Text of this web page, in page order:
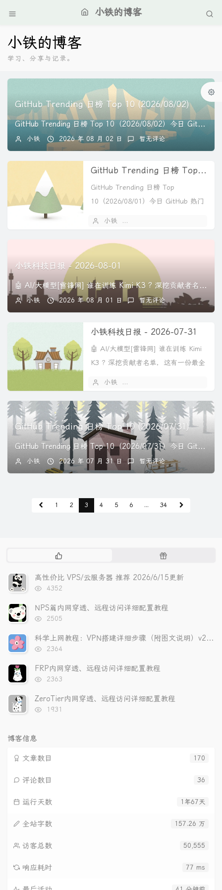
小铁的博客
小铁的博客
学习、分享与记录。
GitHub Trending 日榜 Top 10 (2026/08/02)
GitHub Trending 日榜 Top 10（2026/08/02）今日 GitHub 热门项目深度解读，每个项目 500 字讲清楚核心价值。🏆 第...
小铁 2026 年 08 月 02 日 暂无评论
GitHub Trending 日榜 Top 10 (2026/08/01)
GitHub Trending 日榜 Top
10（2026/08/01）今日 GitHub 热门
小铁
小铁科技日报 - 2026-08-01
🤖 AI/大模型[雷锋网] 谁在训练 Kimi K3 ? 深挖贡献者名单，这有一份最全档案起底 K3 背后核心极客天团，人均扛起 7 亿估值！ 作者丨 高...
小铁 2026 年 08 月 01 日 暂无评论
小铁科技日报 - 2026-07-31
🤖 AI/大模型[雷锋网] 谁在训练 Kimi
K3 ? 深挖贡献者名单，这有一份最全
小铁
GitHub Trending 日榜 Top 10 (2026/07/31)
GitHub Trending 日榜 Top 10（2026/07/31）今日 GitHub 热门项目深度解读，每个项目 500 字讲清楚核心价值。🏆 第...
小铁 2026 年 07 月 31 日 暂无评论
1 2 3 4 5 6 ... 34
文
随
文
高性价比 VPS/云服务器 推荐 2026/6/15更新
浏
次
4352
NPS篇内网穿透、远程访问详细配置教程
浏
次
2505
科学上网教程：VPN搭建详细步骤（附图文说明）v2rayN教程 2026年更新
浏
次
2364
FRP内网穿透、远程访问详细配置教程
浏
次
2363
ZeroTier内网穿透、远程访问详细配置教程
浏
1931
博客信息
170
文章数目
36
评论数目
1年67天
运行天数
157.26 万
全站字数
50,555
访客总数
77 ms
响应耗时